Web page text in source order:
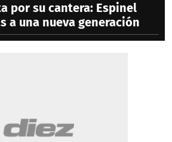
por su cantera: Espinel
a una nueva generación